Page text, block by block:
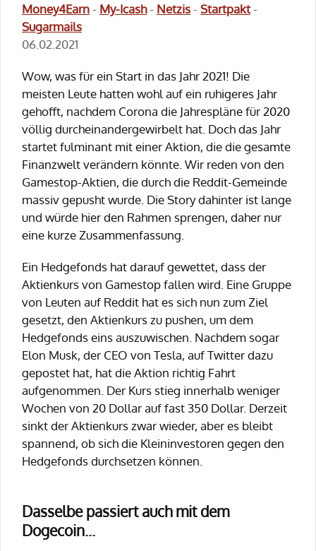
Money4Earn- My-Icash- Netzis- Startpakt-
Sugarmails
06.02.2021
Wow, was für ein Start in das Jahr 2021! Die
meisten Leute hatten wohl auf ein ruhigeres Jahr
gehofft, nachdem Corona die Jahrespläne für 2020
völlig durcheinandergewirbelt hat. Doch das Jahr
startet fulminant mit einer Aktion, die die gesamte
Finanzwelt verändern könnte. Wir reden von den
Gamestop-Aktien, die durch die Reddit-Gemeinde
massiv gepusht wurde. Die Story dahinter ist lange
und würde hier den Rahmen sprengen, daher nur
eine kurze Zusammenfassung.
Ein Hedgefonds hat darauf gewettet, dass der
Aktienkurs von Gamestop fallen wird. Eine Gruppe
von Leuten auf Reddit hat es sich nun zum Ziel
gesetzt, den Aktienkurs zu pushen, um dem
Hedgefonds eins auszuwischen. Nachdem sogar
Elon Musk, der CEO von Tesla, auf Twitter dazu
gepostet hat, hat die Aktion richtig Fahrt
aufgenommen. Der Kurs stieg innerhalb weniger
Wochen von 20 Dollar auf fast 350 Dollar. Derzeit
sinkt der Aktienkurs zwar wieder, aber es bleibt
spannend, ob sich die Kleininvestoren gegen den
Hedgefonds durchsetzen können.
Dasselbe passiert auch mit dem
Dogecoin...